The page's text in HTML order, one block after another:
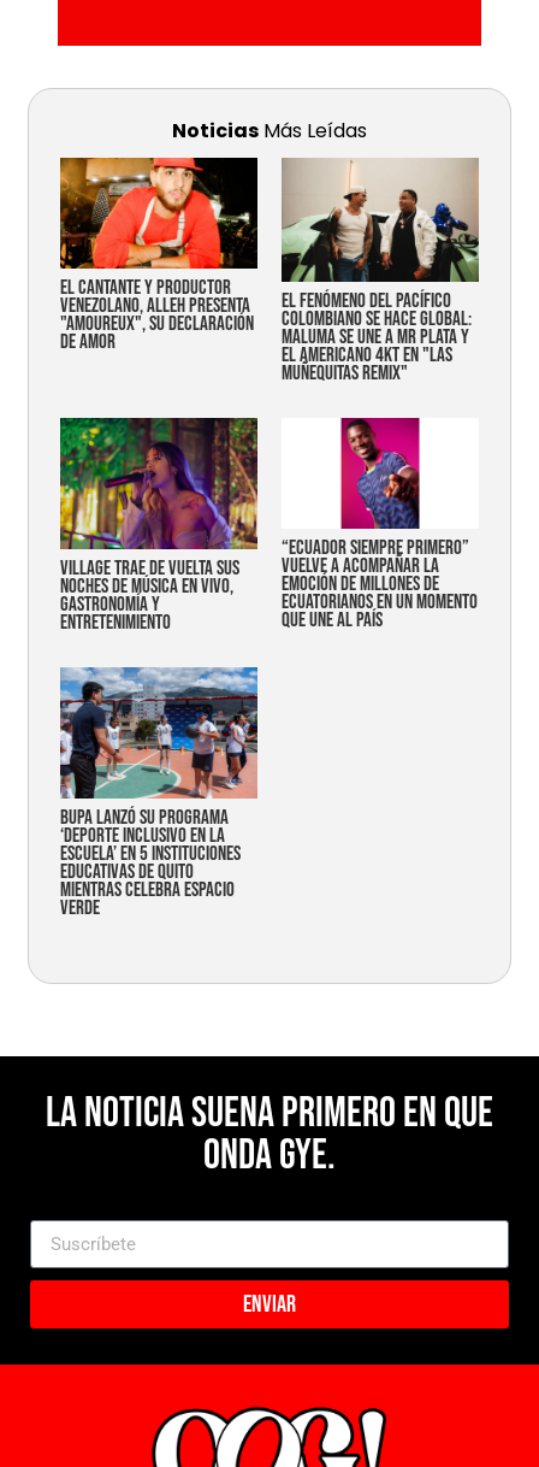
Noticias Más Leídas
EL CANTANTE Y PRODUCTOR
VENEZOLANO, ALLEH PRESENTA
"AMOUREUX", SU DECLARACIÓN
DE AMOR
EL FENÓMENO DEL PACÍFICO
COLOMBIANO SE HACE GLOBAL:
MALUMA SE UNE A MR PLATA Y
EL AMERICANO 4KT EN "LAS
MUÑEQUITAS REMIX"
Village trae de vuelta sus
noches de música en vivo,
gastronomía y
entretenimiento
“Ecuador siempre primero”
vuelve a acompañar la
emoción de millones de
ecuatorianos en un momento
que une al país
Bupa lanzó su programa
‘Deporte Inclusivo en la
Escuela’ en 5 instituciones
educativas de Quito
mientras celebra espacio
verde
La noticia suena primero en Que
Onda Gye.
Enviar